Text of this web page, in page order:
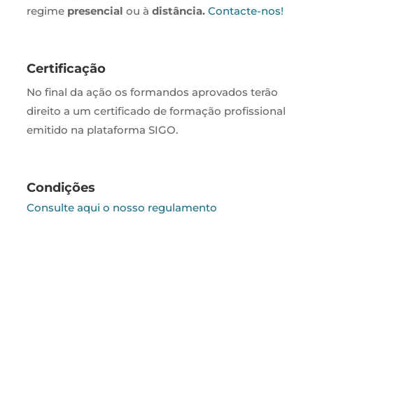
regime presencial ou à distância. Contacte-nos!
Certificação
No final da ação os formandos aprovados terão
direito a um certificado de formação profissional
emitido na plataforma SIGO.
Condições
Consulte aqui o nosso regulamento